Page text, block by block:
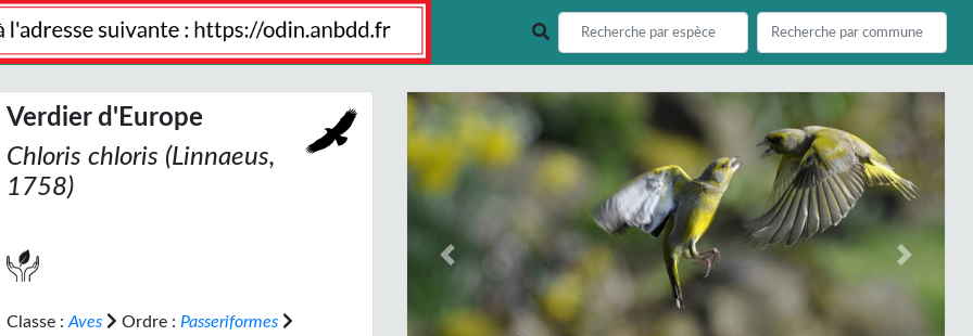
Verdier d'Europe
Chloris chloris (Linnaeus,
1758)
Classe : Aves Ordre : Passeriformes
Previous Next